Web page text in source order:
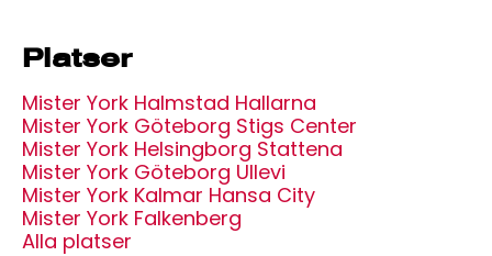
Platser
Mister York Halmstad Hallarna
Mister York Göteborg Stigs Center
Mister York Helsingborg Stattena
Mister York Göteborg Ullevi
Mister York Kalmar Hansa City
Mister York Falkenberg
Alla platser